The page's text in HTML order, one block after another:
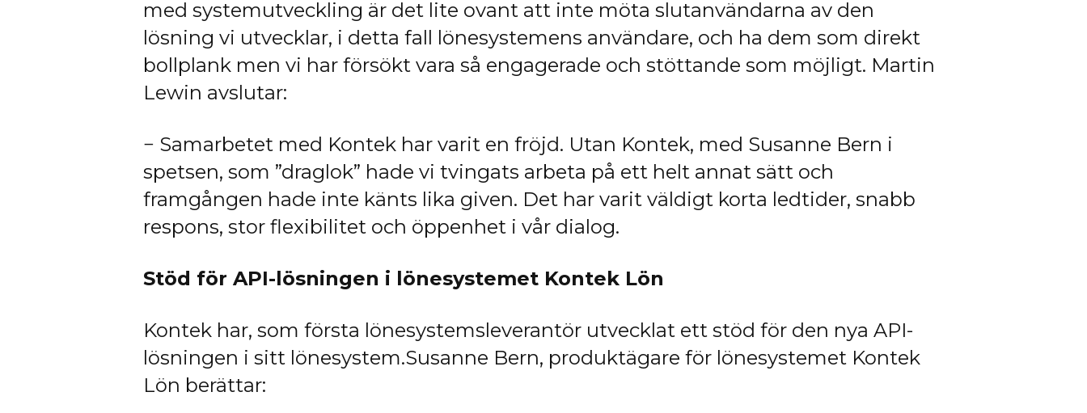
med systemutveckling är det lite ovant att inte möta slutanvändarna av den
lösning vi utvecklar, i detta fall lönesystemens användare, och ha dem som direkt
bollplank men vi har försökt vara så engagerade och stöttande som möjligt. Martin
Lewin avslutar:
− Samarbetet med Kontek har varit en fröjd. Utan Kontek, med Susanne Bern i
spetsen, som ”draglok” hade vi tvingats arbeta på ett helt annat sätt och
framgången hade inte känts lika given. Det har varit väldigt korta ledtider, snabb
respons, stor flexibilitet och öppenhet i vår dialog.
Stöd för API-lösningen i lönesystemet Kontek Lön
Kontek har, som första lönesystemsleverantör utvecklat ett stöd för den nya API-
lösningen i sitt lönesystem.Susanne Bern, produktägare för lönesystemet Kontek
Lön berättar: